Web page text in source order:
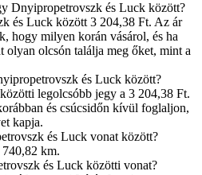
Dnyipropetrovszk és Luck között?
és Luck között 3 204,38 Ft. Az ár
hogy milyen korán vásárol, és ha
olyan olcsón találja meg őket, mint a
és Luck között?
legolcsóbb jegy a 3 204,38 Ft.
és csúcsidőn kívül foglaljon,
kapja.
és Luck vonat között?
km.
és Luck közötti vonat?